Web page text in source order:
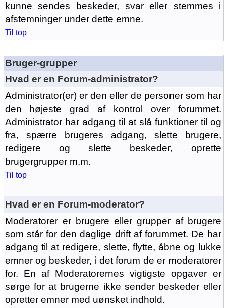
kunne sendes beskeder, svar eller stemmes i
afstemninger under dette emne.
Til top
Bruger-grupper
Hvad er en Forum-administrator?
Administrator(er) er den eller de personer som har
den højeste grad af kontrol over forummet.
Administrator har adgang til at slå funktioner til og
fra, spærre brugeres adgang, slette brugere,
redigere og slette beskeder, oprette
brugergrupper m.m.
Til top
Hvad er en Forum-moderator?
Moderatorer er brugere eller grupper af brugere
som står for den daglige drift af forummet. De har
adgang til at redigere, slette, flytte, åbne og lukke
emner og beskeder, i det forum de er moderatorer
for. En af Moderatorernes vigtigste opgaver er
sørge for at brugerne ikke sender beskeder eller
opretter emner med uønsket indhold.